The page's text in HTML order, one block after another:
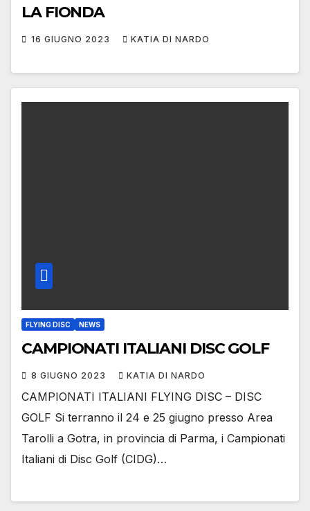
LA FIONDA
16 GIUGNO 2023 KATIA DI NARDO
FLYING DISC NEWS
CAMPIONATI ITALIANI DISC GOLF
8 GIUGNO 2023 KATIA DI NARDO
CAMPIONATI ITALIANI FLYING DISC – DISC
GOLF Si terranno il 24 e 25 giugno presso Area
Tarolli a Gotra, in provincia di Parma, i Campionati
Italiani di Disc Golf (CIDG)…